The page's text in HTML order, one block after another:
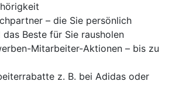
– die Sie persönlich
das Beste für Sie rausholen
Mitarbeiter-Aktionen – bis zu
z. B. bei Adidas oder